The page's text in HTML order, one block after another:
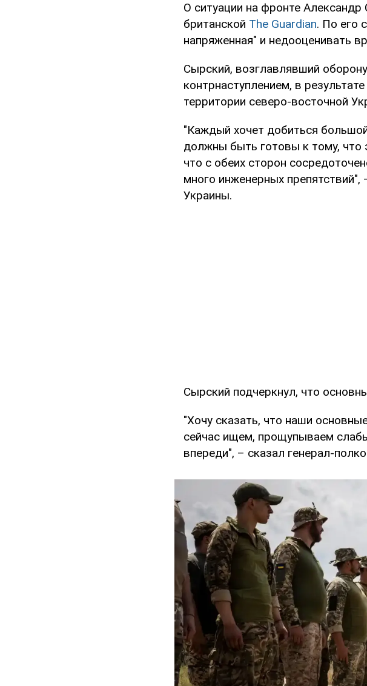
О ситуации на фронте
британской The Guardian. По его
напряженная" и недооценивать
Сырский, возглавлявший
контрнаступлением, в
территории северо-восточной
"Каждый хочет добиться
должны быть готовы к тому, что
что с обеих сторон
много инженерных
Украины.
Сырский подчеркнул, что
"Хочу сказать, что наши
сейчас ищем, прощупываем
впереди", – сказал генерал-